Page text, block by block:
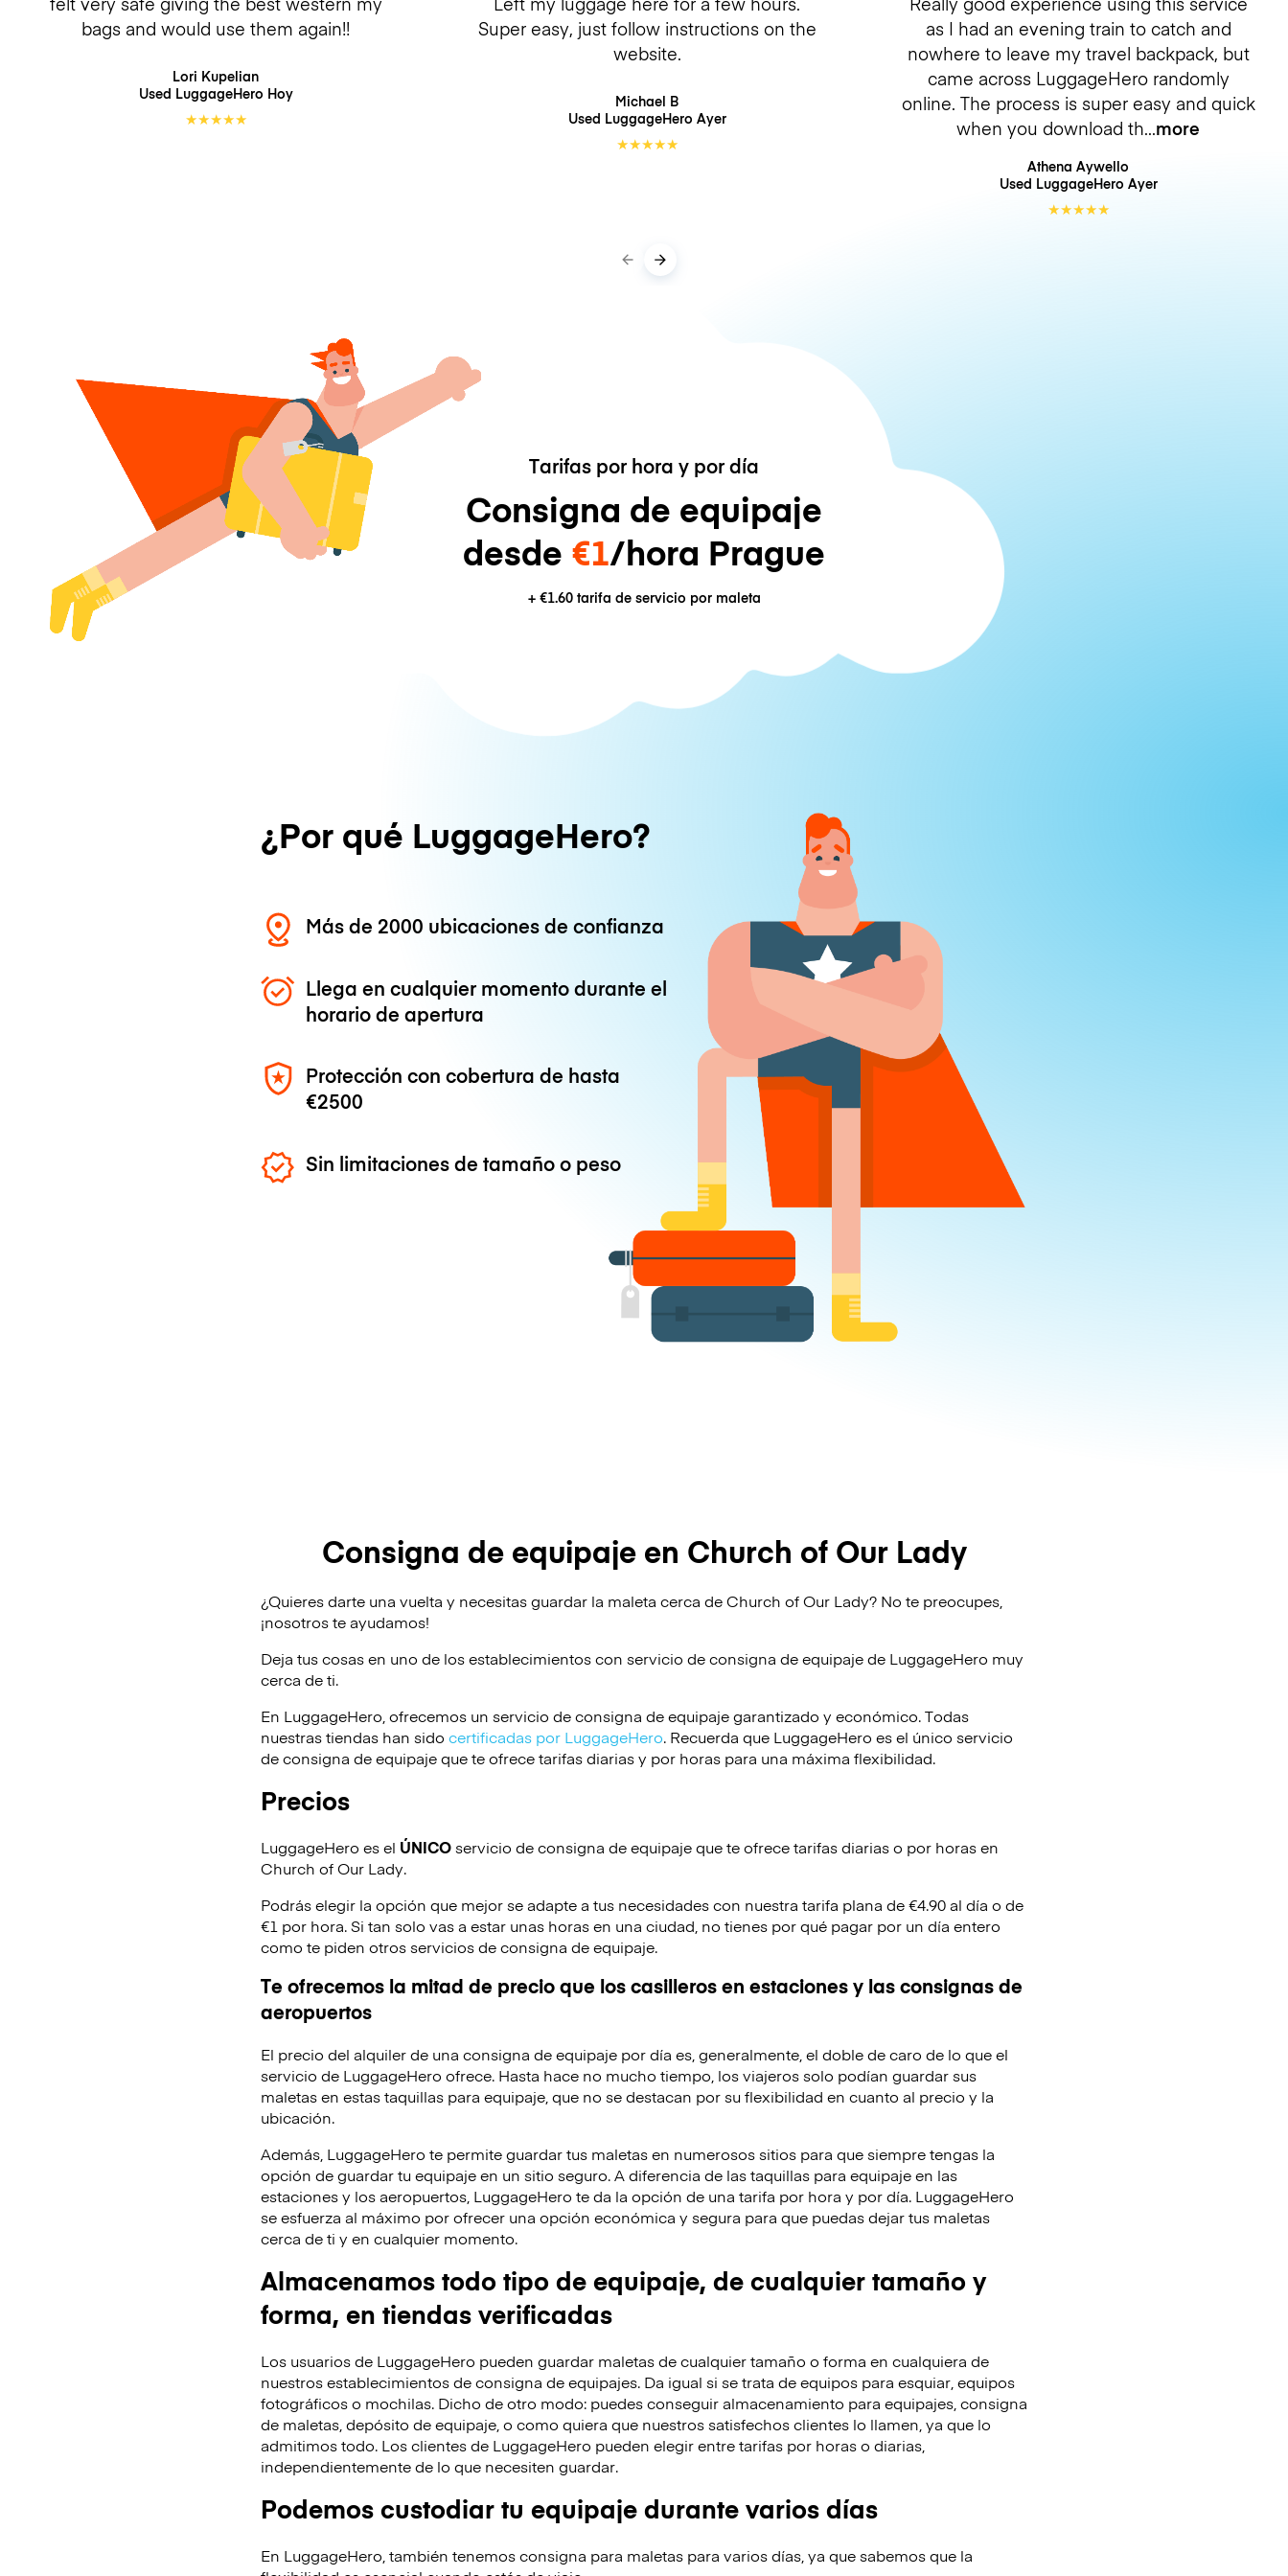
bags and would use them again!!
Lori Kupelian
Used LuggageHero Hoy
★★★★★
Super easy, just follow instructions on the
website.
Michael B
Used LuggageHero Ayer
★★★★★
as I had an evening train to catch and
nowhere to leave my travel backpack, but
came across LuggageHero randomly
online. The process is super easy and quick
when you download th more
Athena Aywello
Used LuggageHero Ayer
★★★★★
Tarifas por hora y por día
Consigna de equipaje
desde €1/hora Prague
+ €1.60tarifa de servicio por maleta
¿Por qué LuggageHero?
Más de 2000 ubicaciones de confianza
Llega en cualquier momento durante el
horario de apertura
Protección con cobertura de hasta
€2500
Sin limitaciones de tamaño o peso
Consigna de equipaje en Church of Our Lady
¿Quieres darte una vuelta y necesitas guardar la maleta cerca de Church of Our Lady? No te preocupes,
¡nosotros te ayudamos!
Deja tus cosas en uno de los establecimientos con servicio de consigna de equipaje de LuggageHero muy
cerca de ti.
En LuggageHero, ofrecemos un servicio de consigna de equipaje garantizado y económico. Todas
nuestras tiendas han sido certificadas por LuggageHero. Recuerda que LuggageHero es el único servicio
de consigna de equipaje que te ofrece tarifas diarias y por horas para una máxima flexibilidad.
Precios
LuggageHero es el ÚNICOservicio de consigna de equipaje que te ofrece tarifas diarias o por horas en
Church of Our Lady.
Podrás elegir la opción que mejor se adapte a tus necesidades con nuestra tarifa plana de €4.90 al día o de
€1 por hora. Si tan solo vas a estar unas horas en una ciudad, no tienes por qué pagar por un día entero
como te piden otros servicios de consigna de equipaje.
Te ofrecemos la mitad de precio que los casilleros en estaciones y las consignas de
aeropuertos
El precio del alquiler de una consigna de equipaje por día es, generalmente, el doble de caro de lo que el
servicio de LuggageHero ofrece. Hasta hace no mucho tiempo, los viajeros solo podían guardar sus
maletas en estas taquillas para equipaje, que no se destacan por su flexibilidad en cuanto al precio y la
ubicación.
Además, LuggageHero te permite guardar tus maletas en numerosos sitios para que siempre tengas la
opción de guardar tu equipaje en un sitio seguro. A diferencia de las taquillas para equipaje en las
estaciones y los aeropuertos, LuggageHero te da la opción de una tarifa por hora y por día. LuggageHero
se esfuerza al máximo por ofrecer una opción económica y segura para que puedas dejar tus maletas
cerca de ti y en cualquier momento.
Almacenamos todo tipo de equipaje, de cualquier tamaño y
forma, en tiendas verificadas
Los usuarios de LuggageHero pueden guardar maletas de cualquier tamaño o forma en cualquiera de
nuestros establecimientos de consigna de equipajes. Da igual si se trata de equipos para esquiar, equipos
fotográficos o mochilas. Dicho de otro modo: puedes conseguir almacenamiento para equipajes, consigna
de maletas, depósito de equipaje, o como quiera que nuestros satisfechos clientes lo llamen, ya que lo
admitimos todo. Los clientes de LuggageHero pueden elegir entre tarifas por horas o diarias,
independientemente de lo que necesiten guardar.
Podemos custodiar tu equipaje durante varios días
En LuggageHero, también tenemos consigna para maletas para varios días, ya que sabemos que la